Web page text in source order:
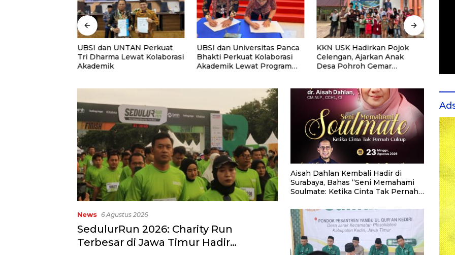
UBSI dan UNTAN Perkuat
Tri Dharma Lewat Kolaborasi
Akademik
UBSI dan Universitas Panca
Bhakti Perkuat Kolaborasi
Akademik Lewat Program
KKN USK Hadirkan Pojok
Celengan, Ajarkan Anak
Desa Pohroh Gemar
News 6 Agustus 2026
SedulurRun 2026: Charity Run
Terbesar di Jawa Timur Hadir
Aisah Dahlan Kembali Hadir di
Surabaya, Bahas “Seni Memahami
Soulmate: Ketika Cinta Tak Pernah